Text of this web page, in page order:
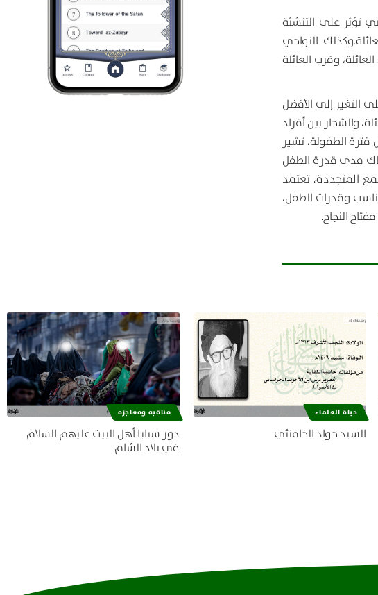
تؤثر على التنشئة
النواحي
وقرب العائلة
التغير إلى الأفضل
والشجار بين أفراد
فترة الطفولة، تشير
مدى قدرة الطفل
المتجددة، تعتمد
وقدرات الطفل،
النجاح.
حياة العلماء
السيد جواد الخامنئي
مناقبه ومعاجزه
دور سبايا أهل البيت عليهم السلام
في بلاد الشام